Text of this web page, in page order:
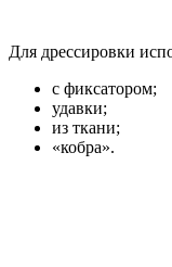
Для дрессировки
с фиксатором;
удавки;
из ткани;
«кобра».